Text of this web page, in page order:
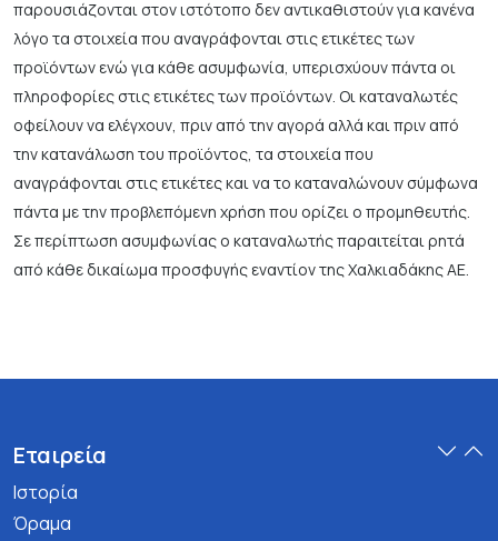
παρουσιάζονται στον ιστότοπο δεν αντικαθιστούν για κανένα
λόγο τα στοιχεία που αναγράφονται στις ετικέτες των
προϊόντων ενώ για κάθε ασυμφωνία, υπερισχύουν πάντα οι
πληροφορίες στις ετικέτες των προϊόντων. Οι καταναλωτές
οφείλουν να ελέγχουν, πριν από την αγορά αλλά και πριν από
την κατανάλωση του προϊόντος, τα στοιχεία που
αναγράφονται στις ετικέτες και να το καταναλώνουν σύμφωνα
πάντα με την προβλεπόμενη χρήση που ορίζει ο προμηθευτής.
Σε περίπτωση ασυμφωνίας ο καταναλωτής παραιτείται ρητά
από κάθε δικαίωμα προσφυγής εναντίον της Χαλκιαδάκης ΑΕ.
Εταιρεία
Ιστορία
Όραμα